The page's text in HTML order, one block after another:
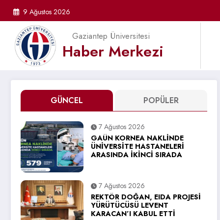
9 Ağustos 2026
Gaziantep Üniversitesi
Haber Merkezi
GÜNCEL POPÜLER
7 Ağustos 2026
GAÜN KORNEA NAKLİNDE
ÜNİVERSİTE HASTANELERİ
ARASINDA İKİNCİ SIRADA
7 Ağustos 2026
REKTÖR DOĞAN, EIDA PROJESİ
YÜRÜTÜCÜSÜ LEVENT
KARACAN’I KABUL ETTİ